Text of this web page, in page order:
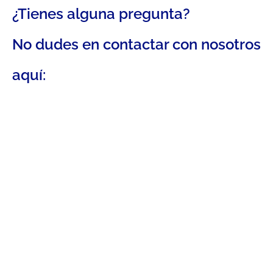
¿Tienes alguna pregunta?
No dudes en contactar con nosotros
aquí: